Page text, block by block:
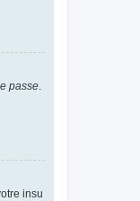
passe.
insu